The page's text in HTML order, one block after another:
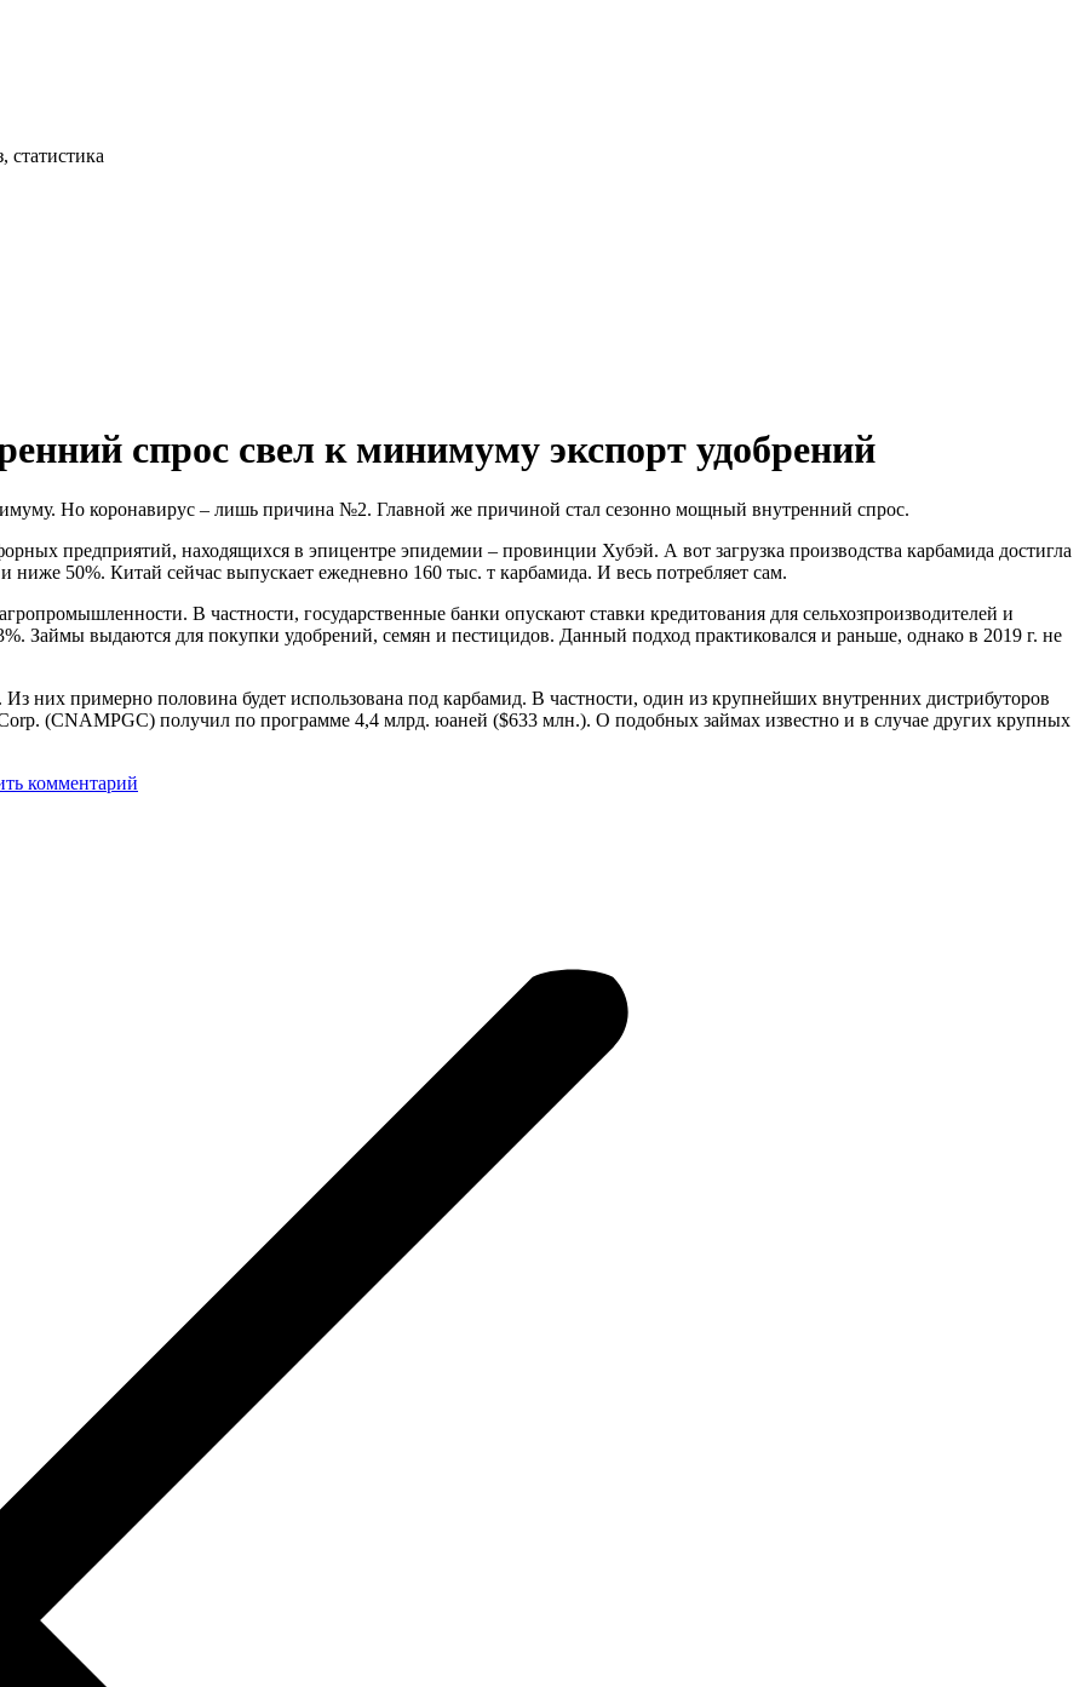
спрос свел к минимуму экспорт удобрений
Но коронавирус – лишь причина №2. Главной же причиной стал сезонно мощный внутренний спрос.
предприятий, находящихся в эпицентре эпидемии – провинции Хубэй. А вот загрузка производства карбамида достигла
ниже 50%. Китай сейчас выпускает ежедневно 160 тыс. т карбамида. И весь потребляет сам.
В частности, государственные банки опускают ставки кредитования для сельхозпроизводителей и
Займы выдаются для покупки удобрений, семян и пестицидов. Данный подход практиковался и раньше, однако в 2019 г. не
них примерно половина будет использована под карбамид. В частности, один из крупнейших внутренних дистрибуторов
(CNAMPGC) получил по программе 4,4 млрд. юаней ($633 млн.). О подобных займах известно и в случае других крупных
комментарий